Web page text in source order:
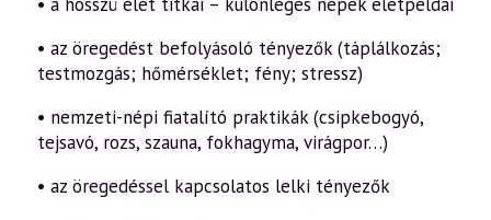
• az öregedést befolyásoló tényezők (táplálkozás;
testmozgás; hőmérséklet; fény; stressz)
• nemzeti-népi fiatalító praktikák (csipkebogyó,
tejsavó, rozs, szauna, fokhagyma, virágpor…)
• az öregedéssel kapcsolatos lelki tényezők